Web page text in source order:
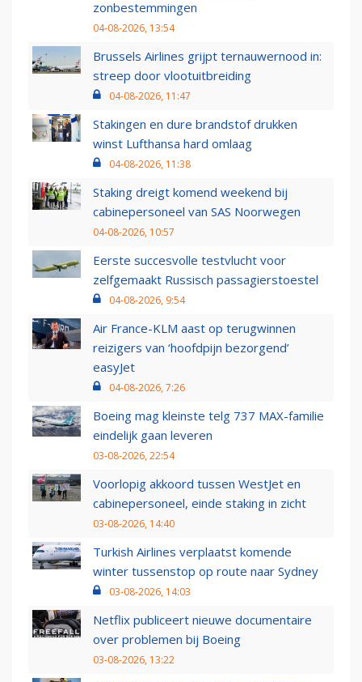
zonbestemmingen
04-08-2026, 13:54
Brussels Airlines grijpt ternauwernood in:
streep door vlootuitbreiding
04-08-2026, 11:47
Stakingen en dure brandstof drukken
winst Lufthansa hard omlaag
04-08-2026, 11:38
Staking dreigt komend weekend bij
cabinepersoneel van SAS Noorwegen
04-08-2026, 10:57
Eerste succesvolle testvlucht voor
zelfgemaakt Russisch passagierstoestel
04-08-2026, 9:54
Air France-KLM aast op terugwinnen
reizigers van ‘hoofdpijn bezorgend’
easyJet
04-08-2026, 7:26
Boeing mag kleinste telg 737 MAX-familie
eindelijk gaan leveren
03-08-2026, 22:54
Voorlopig akkoord tussen WestJet en
cabinepersoneel, einde staking in zicht
03-08-2026, 14:40
Turkish Airlines verplaatst komende
winter tussenstop op route naar Sydney
03-08-2026, 14:03
Netflix publiceert nieuwe documentaire
over problemen bij Boeing
03-08-2026, 13:22